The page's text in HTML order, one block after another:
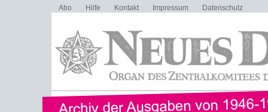
Abo Hilfe Kontakt Impressum Datenschutz